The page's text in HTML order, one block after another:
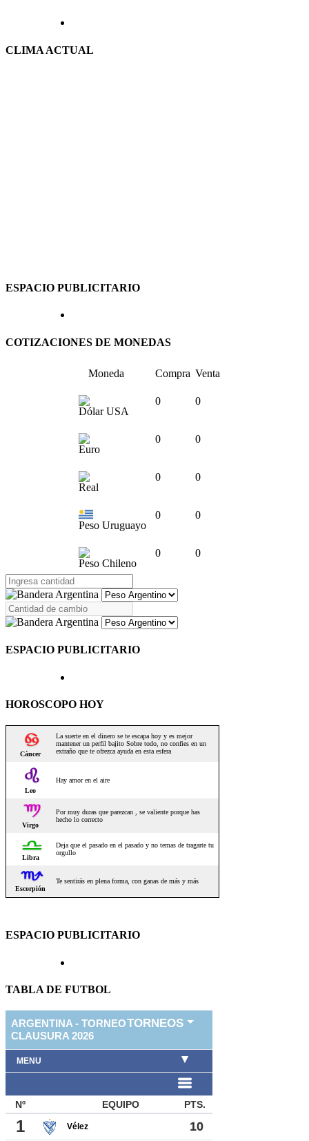
CLIMA ACTUAL
ESPACIO PUBLICITARIO
COTIZACIONES DE MONEDAS
Moneda Compra Venta
Dólar USA
0 0
Euro
0 0
Real
0 0
Peso Uruguayo
0 0
Peso Chileno
0 0
ESPACIO PUBLICITARIO
HOROSCOPO HOY
ESPACIO PUBLICITARIO
TABLA DE FUTBOL